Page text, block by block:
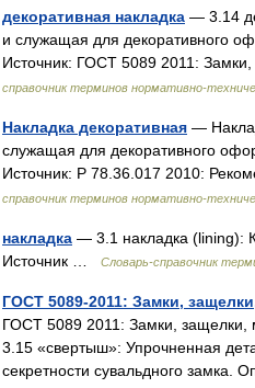
декоративная накладка — 3.14
и служащая для декоративного
Источник: ГОСТ 5089 2011:
справочник терминов нормативно-
Накладка декоративная —
служащая для декоративного
Источник: Р 78.36.017 2010:
справочник терминов нормативно-
накладка — 3.1 накладка (lining):
Источник …
Словарь-справочник
ГОСТ 5089-2011: Замки,
ГОСТ 5089 2011: Замки, защелки,
3.15 «свертыш»: Упрочненная
секретности сувальдного